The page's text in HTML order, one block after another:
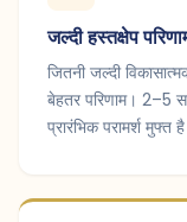
जल्दी हस्तक्षेप
जितनी जल्दी
बेहतर परिणाम। 2–5
प्रारंभिक परामर्श